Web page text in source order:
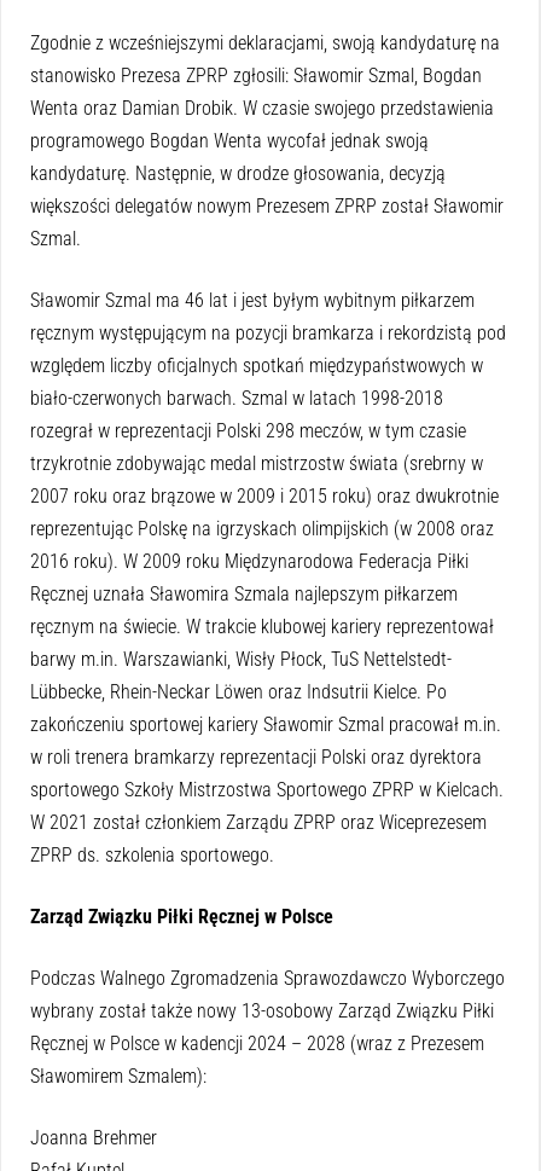
Zgodnie z wcześniejszymi deklaracjami, swoją kandydaturę na
stanowisko Prezesa ZPRP zgłosili: Sławomir Szmal, Bogdan
Wenta oraz Damian Drobik. W czasie swojego przedstawienia
programowego Bogdan Wenta wycofał jednak swoją
kandydaturę. Następnie, w drodze głosowania, decyzją
większości delegatów nowym Prezesem ZPRP został Sławomir
Szmal.
Sławomir Szmal ma 46 lat i jest byłym wybitnym piłkarzem
ręcznym występującym na pozycji bramkarza i rekordzistą pod
względem liczby oficjalnych spotkań międzypaństwowych w
biało-czerwonych barwach. Szmal w latach 1998-2018
rozegrał w reprezentacji Polski 298 meczów, w tym czasie
trzykrotnie zdobywając medal mistrzostw świata (srebrny w
2007 roku oraz brązowe w 2009 i 2015 roku) oraz dwukrotnie
reprezentując Polskę na igrzyskach olimpijskich (w 2008 oraz
2016 roku). W 2009 roku Międzynarodowa Federacja Piłki
Ręcznej uznała Sławomira Szmala najlepszym piłkarzem
ręcznym na świecie. W trakcie klubowej kariery reprezentował
barwy m.in. Warszawianki, Wisły Płock, TuS Nettelstedt-
Lübbecke, Rhein-Neckar Löwen oraz Indsutrii Kielce. Po
zakończeniu sportowej kariery Sławomir Szmal pracował m.in.
w roli trenera bramkarzy reprezentacji Polski oraz dyrektora
sportowego Szkoły Mistrzostwa Sportowego ZPRP w Kielcach.
W 2021 został członkiem Zarządu ZPRP oraz Wiceprezesem
ZPRP ds. szkolenia sportowego.
Zarząd Związku Piłki Ręcznej w Polsce
Podczas Walnego Zgromadzenia Sprawozdawczo Wyborczego
wybrany został także nowy 13-osobowy Zarząd Związku Piłki
Ręcznej w Polsce w kadencji 2024 – 2028 (wraz z Prezesem
Sławomirem Szmalem):
Joanna Brehmer